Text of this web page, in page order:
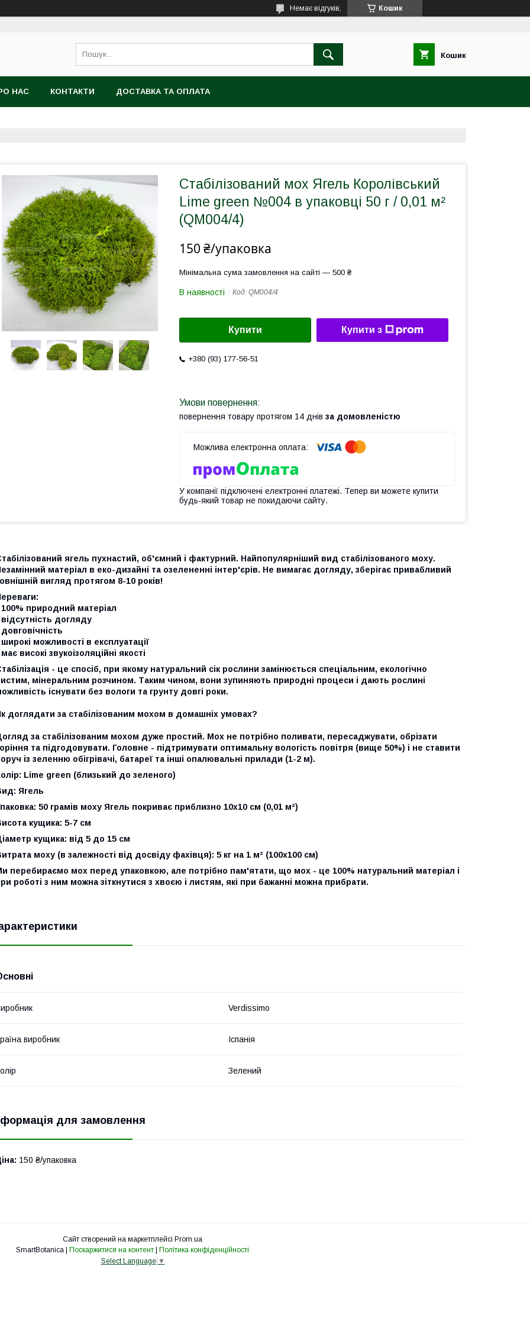
Кошик
Немає відгуків,
Кошик
НАС КОНТАКТИ ДОСТАВКА ТА ОПЛАТА
Стабілізований мох Ягель Королівський
Lime green №004 в упаковці 50 г / 0,01 м²
(QM004/4)
150 ₴/упаковка
Мінімальна сума замовлення на сайті — 500 ₴
В наявності Код: QM004/4
Купити Купити з
+380 (93) 177-56-51
повернення товару протягом 14 днів за домовленістю
У компанії підключені електронні платежі. Тепер ви можете купити
будь-який товар не покидаючи сайту.
ягель пухнастий, об'ємний і фактурний. Найпопулярніший вид стабілізованого моху.
матеріал в еко-дизайні та озелененні інтер'єрів. Не вимагає догляду, зберігає привабливий
вигляд протягом 8-10 років!
природний матеріал
догляду
можливості в експлуатації
високі звукоізоляційні якості
- це спосіб, при якому натуральний сік рослини замінюється спеціальним, екологічно
мінеральним розчином. Таким чином, вони зупиняють природні процеси і дають рослині
існувати без вологи та грунту довгі роки.
доглядати за стабілізованим мохом в домашніх умовах?
за стабілізованим мохом дуже простий. Мох не потрібно поливати, пересаджувати, обрізати
та підгодовувати. Головне - підтримувати оптимальну вологість повітря (вище 50%) і не ставити
із зеленню обігрівачі, батареї та інші опалювальні прилади (1-2 м).
Lime green (близький до зеленого)
Ягель
50 грамів моху Ягель покриває приблизно 10x10 см (0,01 м²)
кущика: 5-7 см
кущика: від 5 до 15 см
моху (в залежності від досвіду фахівця): 5 кг на 1 м² (100x100 см)
перебираємо мох перед упаковкою, але потрібно пам'ятати, що мох - це 100% натуральний матеріал і
роботі з ним можна зіткнутися з хвоєю і листям, які при бажанні можна прибрати.
Verdissimo
виробник Іспанія
Зелений
для замовлення
150 ₴/упаковка
Сайт створений на маркетплейсі Prom.ua
SmartBotanica | Поскаржитися на контент | Політика конфіденційності
Select Language ▼